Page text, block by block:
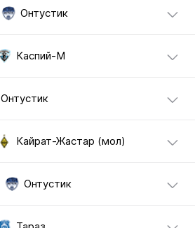
Онтустик
Каспий-М
Онтустик
Кайрат-Жастар (мол)
Онтустик